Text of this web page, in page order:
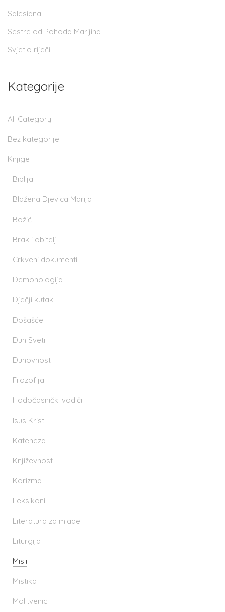
Salesiana
Sestre od Pohoda Marijina
Svjetlo riječi
Kategorije
All Category
Bez kategorije
Knjige
Biblija
Blažena Djevica Marija
Božić
Brak i obitelj
Crkveni dokumenti
Demonologija
Dječji kutak
Došašće
Duh Sveti
Duhovnost
Filozofija
Hodočasnički vodiči
Isus Krist
Kateheza
Književnost
Korizma
Leksikoni
Literatura za mlade
Liturgija
Misli
Mistika
Molitvenici